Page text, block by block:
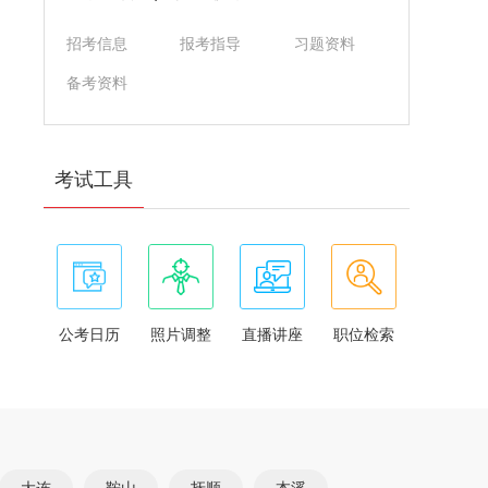
招考信息 报考指导 习题资料
备考资料
考试工具
公考日历 照片调整 直播讲座 职位检索